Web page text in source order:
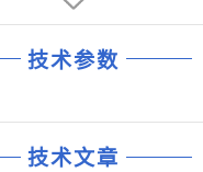
技术参数
技术文章